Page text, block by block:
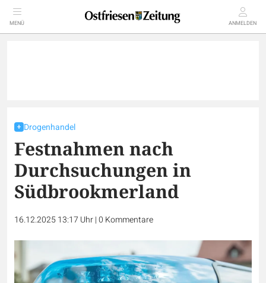
MENÜ ANMELDEN
Drogenhandel
Festnahmen nach
Durchsuchungen in
Südbrookmerland
16.12.2025 13:17 Uhr|0 Kommentare